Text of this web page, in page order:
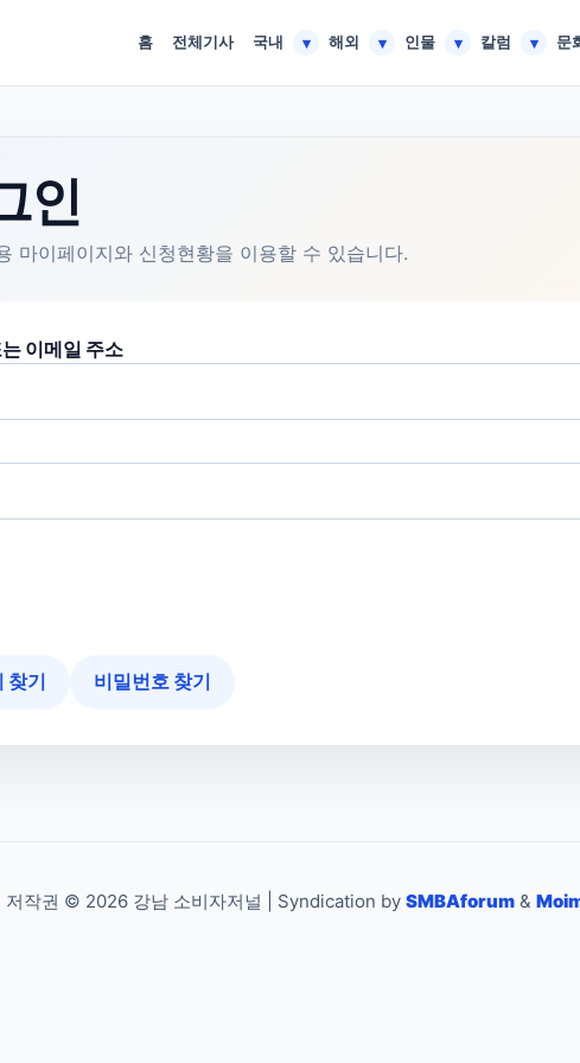
홈 전체기사 국내 ▾ 해외 ▾ 인물 ▾ 칼럼 ▾ 문
인
마이페이지와 신청현황을 이용할 수 있습니다.
이메일 주소
찾기 비밀번호 찾기
저작권 © 2026 강남 소비자저널 | Syndication by SMBAforum&